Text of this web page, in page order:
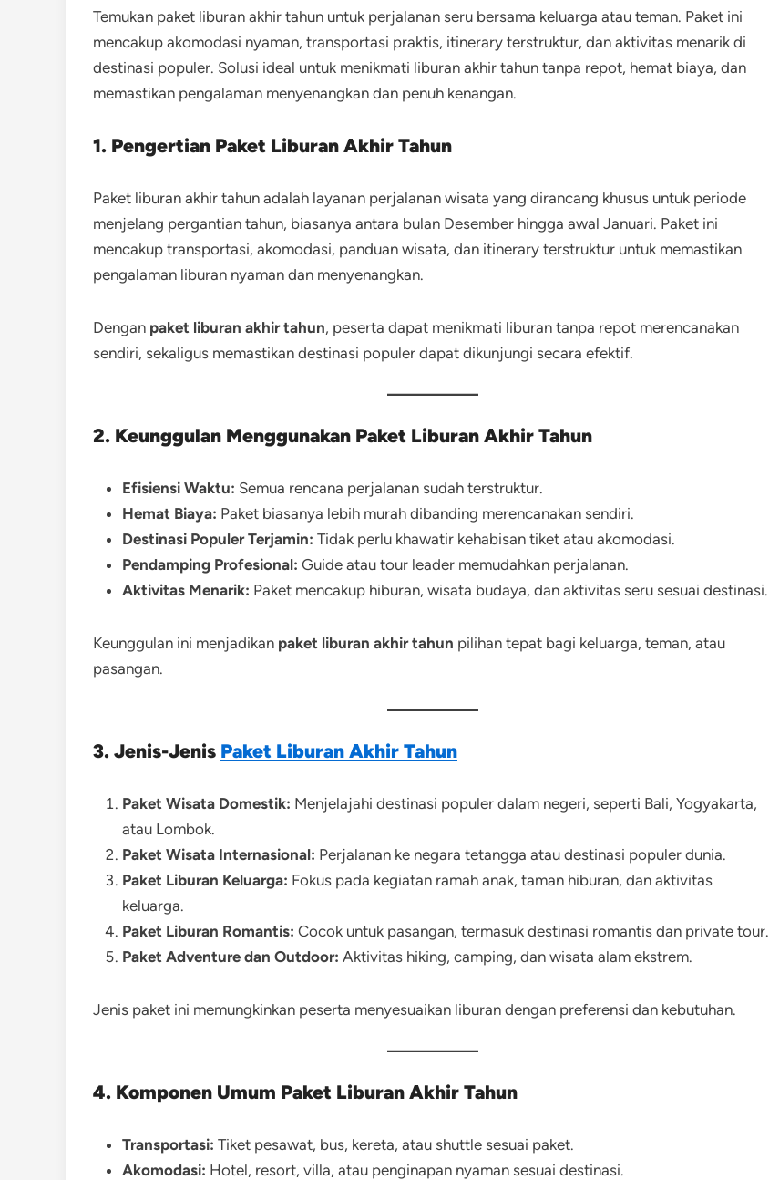
Temukan paket liburan akhir tahun untuk perjalanan seru bersama keluarga atau teman. Paket ini
mencakup akomodasi nyaman, transportasi praktis, itinerary terstruktur, dan aktivitas menarik di
destinasi populer. Solusi ideal untuk menikmati liburan akhir tahun tanpa repot, hemat biaya, dan
memastikan pengalaman menyenangkan dan penuh kenangan.
1. Pengertian Paket Liburan Akhir Tahun
Paket liburan akhir tahun adalah layanan perjalanan wisata yang dirancang khusus untuk periode
menjelang pergantian tahun, biasanya antara bulan Desember hingga awal Januari. Paket ini
mencakup transportasi, akomodasi, panduan wisata, dan itinerary terstruktur untuk memastikan
pengalaman liburan nyaman dan menyenangkan.
Dengan paket liburan akhir tahun, peserta dapat menikmati liburan tanpa repot merencanakan
sendiri, sekaligus memastikan destinasi populer dapat dikunjungi secara efektif.
2. Keunggulan Menggunakan Paket Liburan Akhir Tahun
Efisiensi Waktu: Semua rencana perjalanan sudah terstruktur.
Hemat Biaya: Paket biasanya lebih murah dibanding merencanakan sendiri.
Destinasi Populer Terjamin: Tidak perlu khawatir kehabisan tiket atau akomodasi.
Pendamping Profesional: Guide atau tour leader memudahkan perjalanan.
Aktivitas Menarik: Paket mencakup hiburan, wisata budaya, dan aktivitas seru sesuai destinasi.
Keunggulan ini menjadikan paket liburan akhir tahun pilihan tepat bagi keluarga, teman, atau
pasangan.
3. Jenis-Jenis Paket Liburan Akhir Tahun
Paket Wisata Domestik: Menjelajahi destinasi populer dalam negeri, seperti Bali, Yogyakarta,
atau Lombok.
Paket Wisata Internasional: Perjalanan ke negara tetangga atau destinasi populer dunia.
Paket Liburan Keluarga: Fokus pada kegiatan ramah anak, taman hiburan, dan aktivitas
keluarga.
Paket Liburan Romantis: Cocok untuk pasangan, termasuk destinasi romantis dan private tour.
Paket Adventure dan Outdoor: Aktivitas hiking, camping, dan wisata alam ekstrem.
Jenis paket ini memungkinkan peserta menyesuaikan liburan dengan preferensi dan kebutuhan.
4. Komponen Umum Paket Liburan Akhir Tahun
Transportasi: Tiket pesawat, bus, kereta, atau shuttle sesuai paket.
Akomodasi: Hotel, resort, villa, atau penginapan nyaman sesuai destinasi.